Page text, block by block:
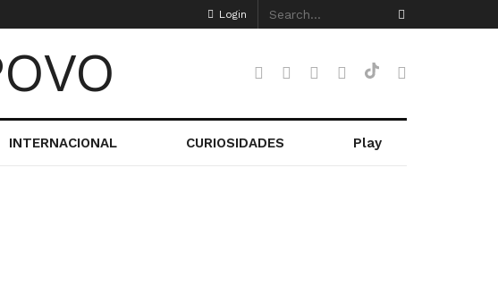
Login
INTERNACIONAL CURIOSIDADES Play